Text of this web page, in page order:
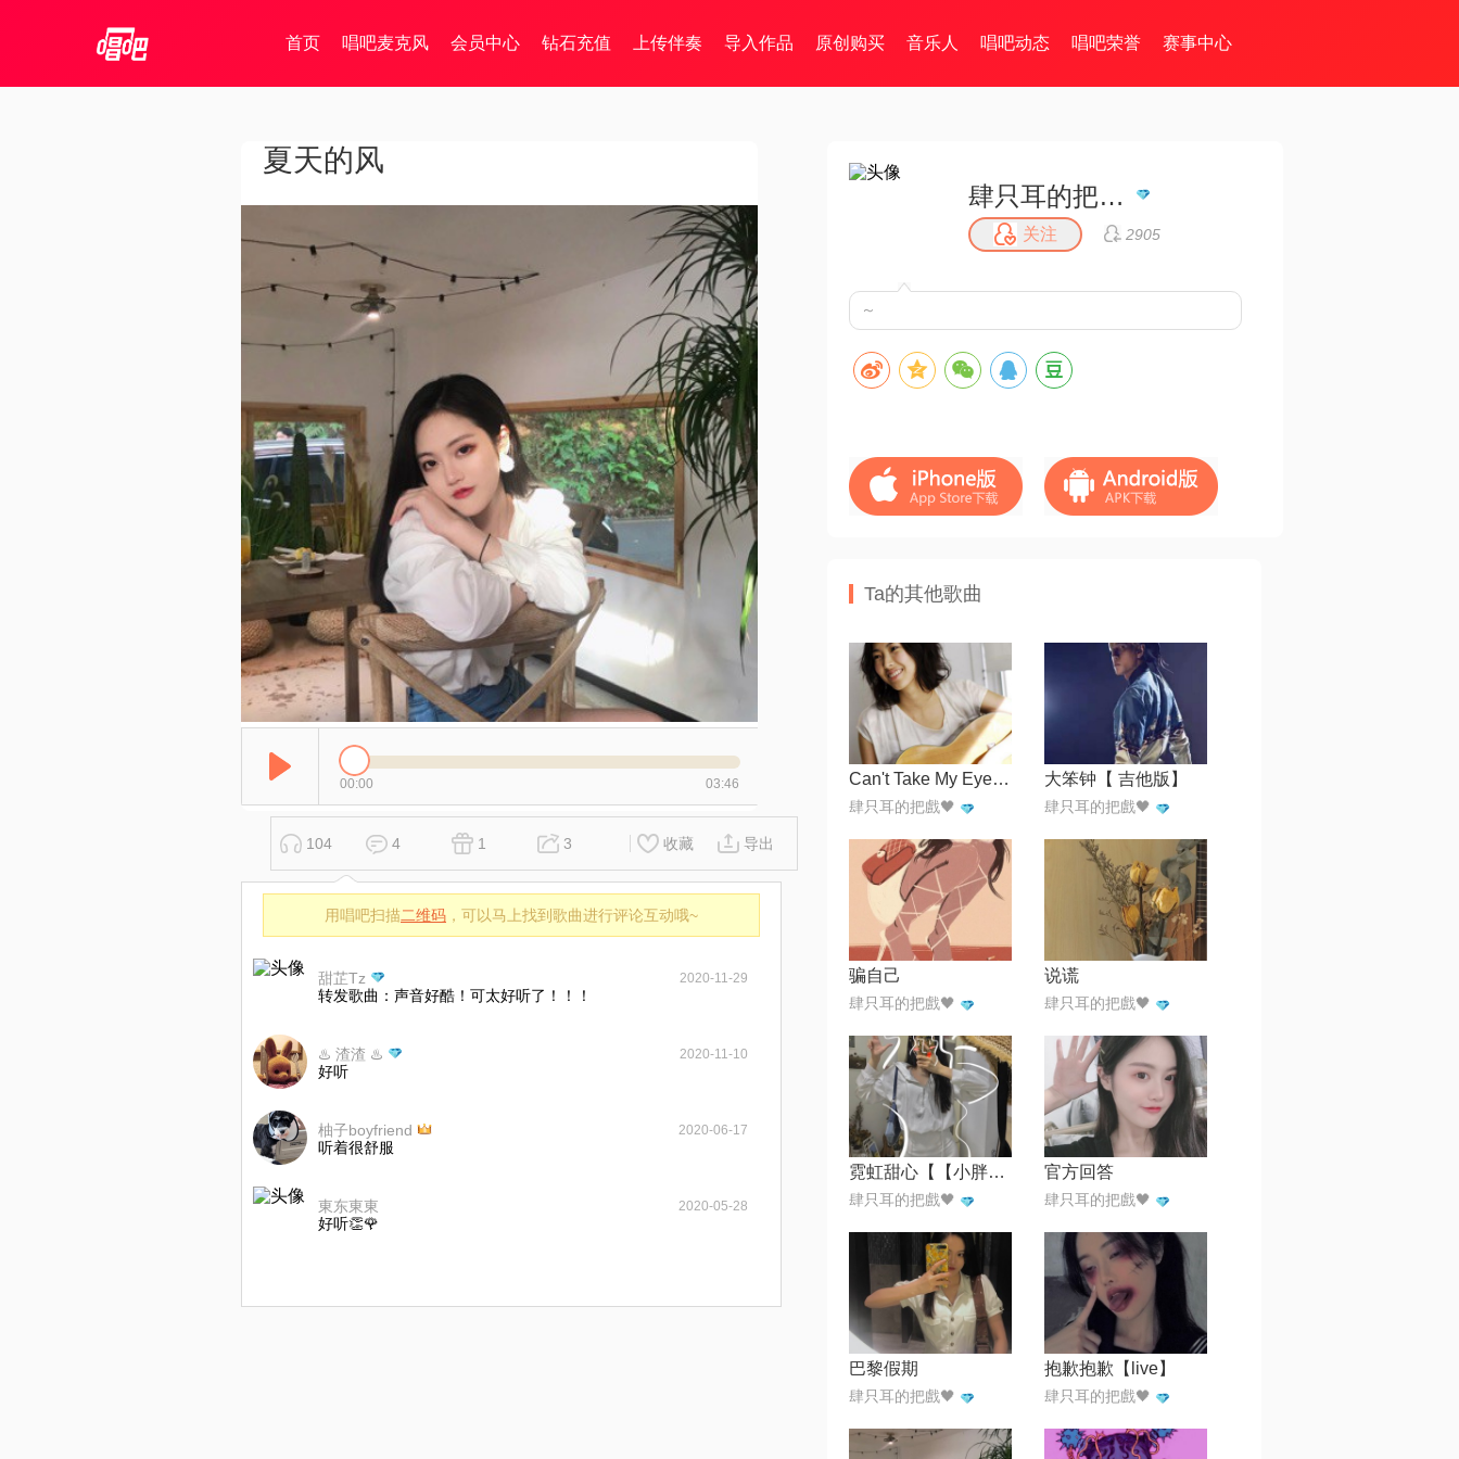
首页 唱吧麦克风 会员中心 钻石充值 上传伴奏 导入作品 原创购买 音乐人 唱吧动态 唱吧荣誉 赛事中心
夏天的风
00:00 03:46
104 4 1 3 收藏 导出
用唱吧扫描二维码 ，可以马上找到歌曲进行评论互动哦~
甜芷Tz 2020-11-29
转发歌曲：声音好酷！可太好听了！！！
♨️ 渣渣 ♨️ 2020-11-10
好听
柚子boyfriend 2020-06-17
听着很舒服
東东東東 2020-05-28
好听👏🌹
肆只耳的把戲🖤
关注 2905
～
Ta的其他歌曲
Can't Take My Eyes Off You
肆只耳的把戲🖤
大笨钟【 吉他版】
肆只耳的把戲🖤
骗自己
肆只耳的把戲🖤
说谎
肆只耳的把戲🖤
霓虹甜心【【小胖】】
肆只耳的把戲🖤
官方回答
肆只耳的把戲🖤
巴黎假期
肆只耳的把戲🖤
抱歉抱歉【live】
肆只耳的把戲🖤